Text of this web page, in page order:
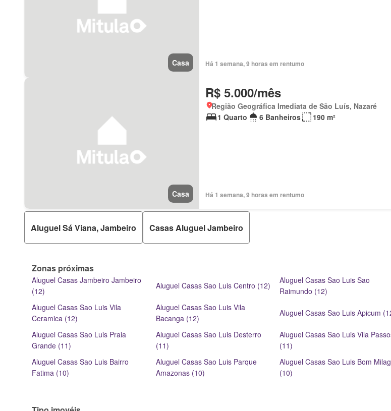
Casa Há 1 semana, 9 horas em rentumo
Casa
R$ 5.000/mês
Região Geográfica Imediata de São Luís, Nazaré
1 Quarto
6 Banheiros 190 m²
Há 1 semana, 9 horas em rentumo
Aluguel Sá Viana, Jambeiro Casas Aluguel Jambeiro
Zonas próximas
Aluguel Casas Jambeiro Jambeiro
(12)
Aluguel Casas Sao Luis Centro (12)
Aluguel Casas Sao Luis Sao
Raimundo (12)
Aluguel Casas Sao Luis Vila
Ceramica (12)
Aluguel Casas Sao Luis Vila
Bacanga (12)
Aluguel Casas Sao Luis Apicum
Aluguel Casas Sao Luis Praia
Grande (11)
Aluguel Casas Sao Luis Desterro
(11)
Aluguel Casas Sao Luis Vila
(11)
Aluguel Casas Sao Luis Bairro
Fatima (10)
Aluguel Casas Sao Luis Parque
Amazonas (10)
Aluguel Casas Sao Luis Bom
(10)